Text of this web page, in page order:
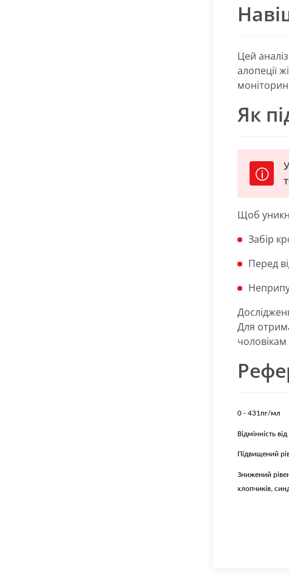
Цей
алопеції
Як
Щоб
Забір
Перед
Для
0 - 431пг/мл
Відмінність
Підвищений
Знижений
хлопчиків,